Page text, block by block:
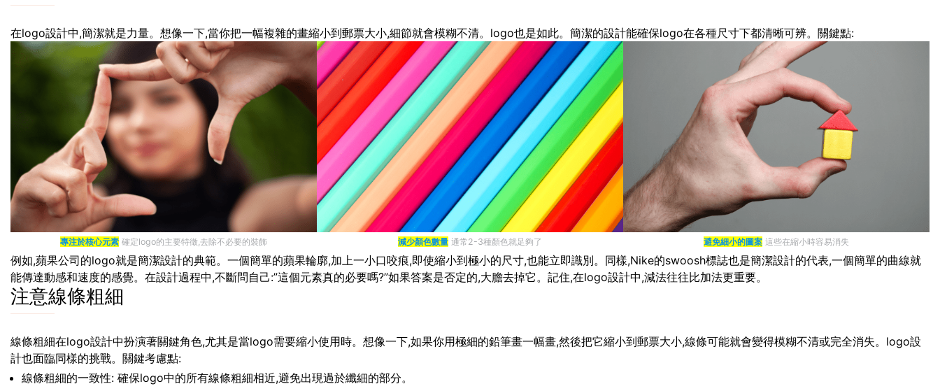
在logo設計中,簡潔就是力量。想像一下,當你把一幅複雜的畫縮小到郵票大小,細節就會模糊不清。logo也是如此。簡潔的設計能確保logo在各種尺寸下都清晰可辨。關鍵點:
專注於核心元素 確定logo的主要特徵,去除不必要的裝飾 減少顏色數量 通常2-3種顏色就足夠了 避免細小的圖案 這些在縮小時容易消失
例如,蘋果公司的logo就是簡潔設計的典範。一個簡單的蘋果輪廓,加上一小口咬痕,即使縮小到極小的尺寸,也能立即識別。同樣,Nike的swoosh標誌也是簡潔設計的代表,一個簡單的曲線就
能傳達動感和速度的感覺。在設計過程中,不斷問自己:”這個元素真的必要嗎?”如果答案是否定的,大膽去掉它。記住,在logo設計中,減法往往比加法更重要。
注意線條粗細
線條粗細在logo設計中扮演著關鍵角色,尤其是當logo需要縮小使用時。想像一下,如果你用極細的鉛筆畫一幅畫,然後把它縮小到郵票大小,線條可能就會變得模糊不清或完全消失。logo設
計也面臨同樣的挑戰。關鍵考慮點:
線條粗細的一致性: 確保logo中的所有線條粗細相近,避免出現過於纖細的部分。